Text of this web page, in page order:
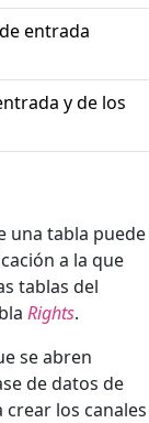
entrada
y de los
una tabla puede
a la que
tablas del
Rights.
se abren
de datos de
los canales